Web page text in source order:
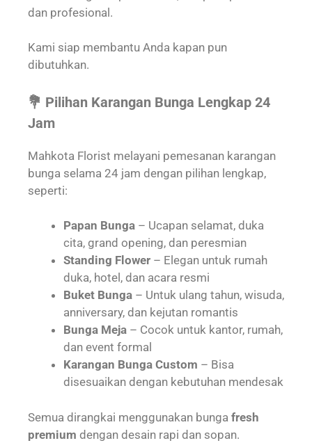
dan profesional.
Kami siap membantu Anda kapan pun
dibutuhkan.
💐 Pilihan Karangan Bunga Lengkap 24
Jam
Mahkota Florist melayani pemesanan karangan
bunga selama 24 jam dengan pilihan lengkap,
seperti:
Papan Bunga – Ucapan selamat, duka
cita, grand opening, dan peresmian
Standing Flower – Elegan untuk rumah
duka, hotel, dan acara resmi
Buket Bunga – Untuk ulang tahun, wisuda,
anniversary, dan kejutan romantis
Bunga Meja – Cocok untuk kantor, rumah,
dan event formal
Karangan Bunga Custom – Bisa
disesuaikan dengan kebutuhan mendesak
Semua dirangkai menggunakan bunga fresh
premium dengan desain rapi dan sopan.